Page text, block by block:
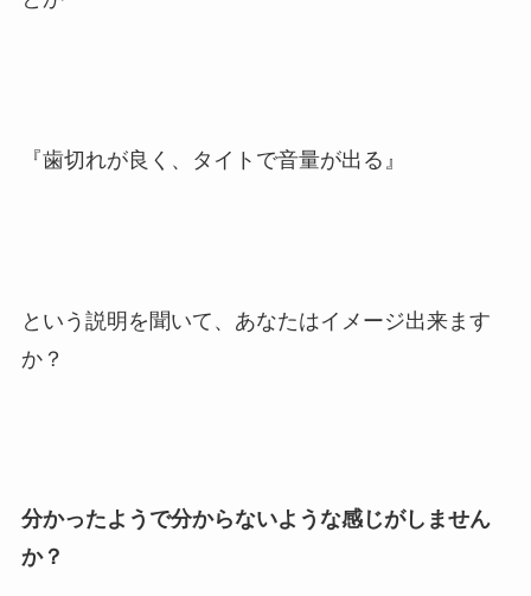
『歯切れが良く、タイトで音量が出る』
という説明を聞いて、あなたはイメージ出来ます
か？
分かったようで分からないような感じがしません
か？